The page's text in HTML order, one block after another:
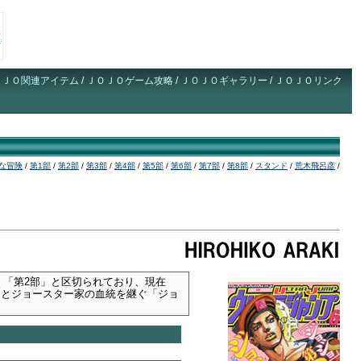
ＪＯ関連アイテム / ＪＯＪＯゲーム攻略 / ＪＯＪＯギャラリー / ＪＯＪＯリンク
冒険 / 第1部 / 第2部 / 第3部 / 第4部 / 第5部 / 第6部 / 第7部 / 第8部 / スタンド / 荒木飛呂彦 /
第2部」と区切られており、現在
ジョースター家の血統を継ぐ「ジョ